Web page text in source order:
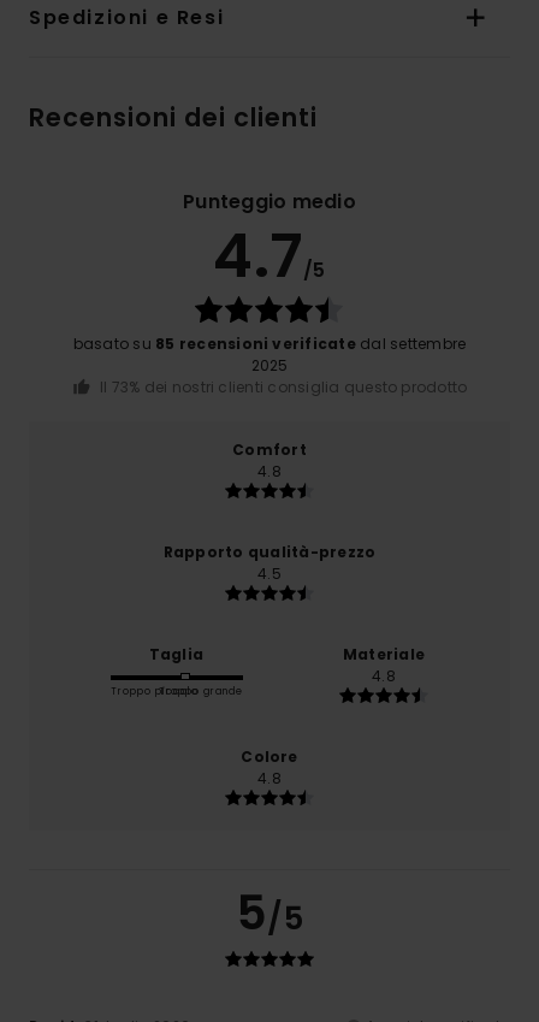
Spedizioni e Resi
Recensioni dei clienti
Punteggio medio
4.7/5
basato su 85 recensioni verificatedal settembre
2025
Il 73% dei nostri clienti consiglia questo prodotto
Comfort
4.8
Rapporto qualità-prezzo
4.5
Taglia
Troppo piccoloTroppo grande
Materiale
4.8
Colore
4.8
5/5